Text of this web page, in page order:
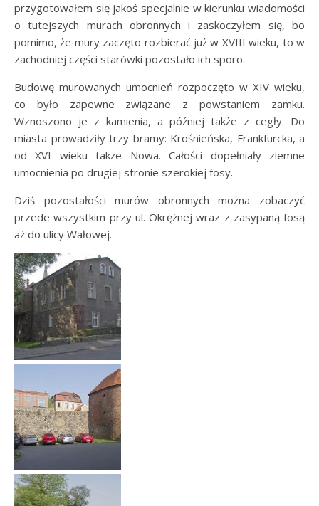
przygotowałem się jakoś specjalnie w kierunku wiadomości
o tutejszych murach obronnych i zaskoczyłem się, bo
pomimo, że mury zaczęto rozbierać już w XVIII wieku, to w
zachodniej części starówki pozostało ich sporo.
Budowę murowanych umocnień rozpoczęto w XIV wieku,
co było zapewne związane z powstaniem zamku.
Wznoszono je z kamienia, a później także z cegły. Do
miasta prowadziły trzy bramy: Krośnieńska, Frankfurcka, a
od XVI wieku także Nowa. Całości dopełniały ziemne
umocnienia po drugiej stronie szerokiej fosy.
Dziś pozostałości murów obronnych można zobaczyć
przede wszystkim przy ul. Okrężnej wraz z zasypaną fosą
aż do ulicy Wałowej.